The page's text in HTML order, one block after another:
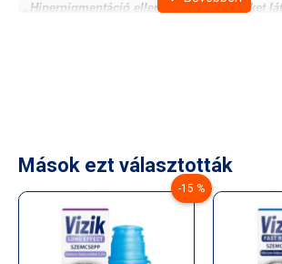
„Hiperpigmentáció ellen, a foltokra, amiket
köszönhetően és ápolja a bőr mikrobiomját
Használja naponta reggel és este tiszta,
(arccsont, homlok, orr és áll), és finoman
Mások ezt választották
-15 %